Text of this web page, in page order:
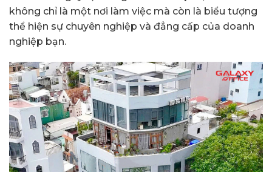
không chỉ là một nơi làm việc mà còn là biểu tượng
thể hiện sự chuyên nghiệp và đẳng cấp của doanh
nghiệp bạn.